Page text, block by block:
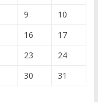
9
10
16
17
23
24
30 31